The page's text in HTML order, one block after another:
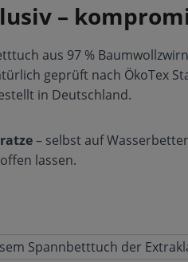
–
aus 97 %
geprüft nach ÖkoTex
in Deutschland.
– selbst auf
lassen.
Spannbetttuch der